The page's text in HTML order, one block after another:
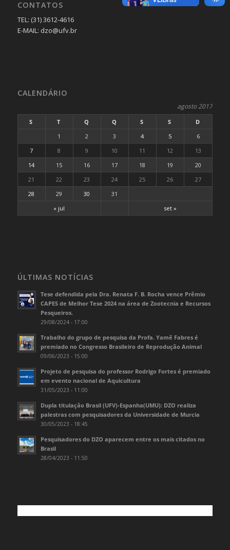
CONTATOS
TEL: (31) 3612-4616
E-MAIL: dzo@ufv.br
CALENDÁRIO
agosto 2017
S T Q Q S S D
« jul set »
1 2 3 4 5
6
7
8 9 10 11 12
13
14
15 16 17 18 19
20
21
22 23 24 25 26
27
28
29 30 31
ÚLTIMAS NOTÍCIAS
Tese defendida pela Dra. Renata F. B. Rocha vence Prêmio
CAPES de Melhor Tese 2024 na área de Zootecnia e Recursos
Pesqueiros.
29/08/2024 - 17:00
Trabalho do grupo de pesquisa da Profa. Yamê Fabres é
premiado no Congresso Brasileiro de Reprodução Animal
09/06/2023 - 15:00
Projeto de pesquisa do professor Rodrigo Fortes é premiado
em evento nacional de Aquicultura
31/05/2023 - 11:00
Dupla titulação Brasil (UFV)-Espanha(UMU): DZO realiza
palestras com pesquisadores da Universidade de Murcia
30/05/2023 - 18:45
Pesquisadores do DZO aparecem entre os mais citados no
Brasil
28/04/2023 - 11:50